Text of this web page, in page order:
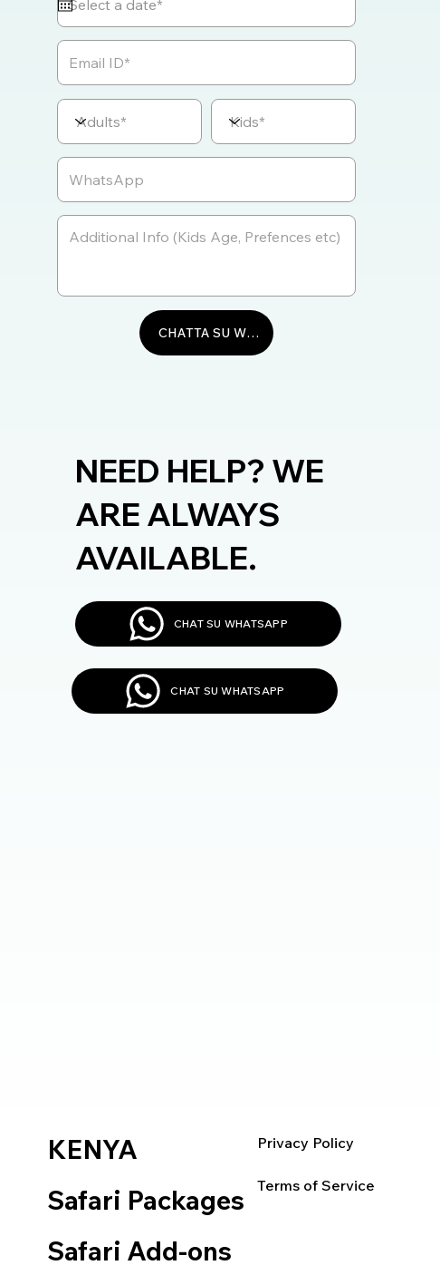
CHATTA SU WHATSAPP
NEED HELP? WE
ARE ALWAYS
AVAILABLE.
CHAT SU WHATSAPP
CHAT SU WHATSAPP
KENYA
Safari Packages
Safari Add-ons
Privacy Policy
Terms of Service